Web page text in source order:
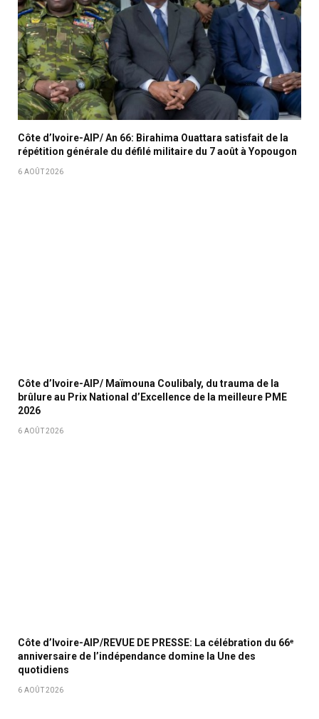
Côte d’Ivoire-AIP/ An 66: Birahima Ouattara satisfait de la
répétition générale du défilé militaire du 7 août à Yopougon
6 AOÛT 2026
Côte d’Ivoire-AIP/ Maïmouna Coulibaly, du trauma de la
brûlure au Prix National d’Excellence de la meilleure PME
2026
6 AOÛT 2026
Côte d’Ivoire-AIP/REVUE DE PRESSE: La célébration du 66ᵉ
anniversaire de l’indépendance domine la Une des
quotidiens
6 AOÛT 2026